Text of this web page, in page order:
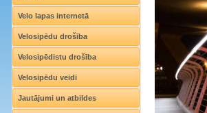
Velo lapas internetā
Velosipēdu drošība
Velosipēdistu drošība
Velosipēdu veidi
Jautājumi un atbildes